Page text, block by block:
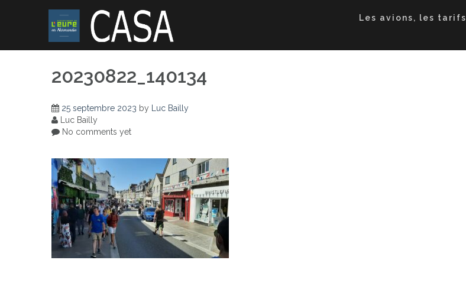
Les avions, les tarifs
20230822_140134
25 septembre 2023 by
Luc Bailly
Luc Bailly
No comments yet